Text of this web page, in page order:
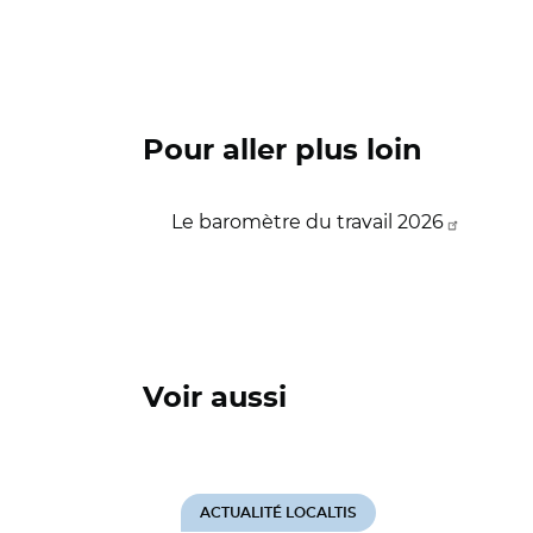
Pour aller plus loin
Le baromètre du travail 2026
Voir aussi
ACTUALITÉ LOCALTIS